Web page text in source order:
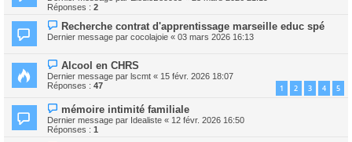
Réponses : 2
Recherche contrat d'apprentissage marseille educ spé
Dernier message par cocolajoie « 03 mars 2026 16:13
Alcool en CHRS
Dernier message par lscmt « 15 févr. 2026 18:07
Réponses : 47 1 2 3 4 5
mémoire intimité familiale
Dernier message par Idealiste « 12 févr. 2026 16:50
Réponses : 1